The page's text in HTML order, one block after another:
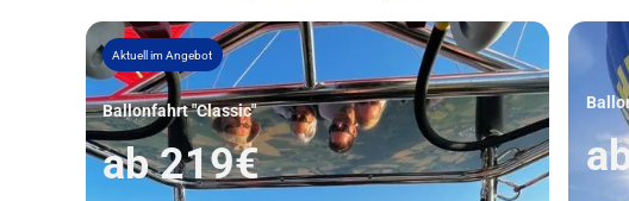
Aktuell im Angebot
Ballonfahrt "Classic"
ab 219€